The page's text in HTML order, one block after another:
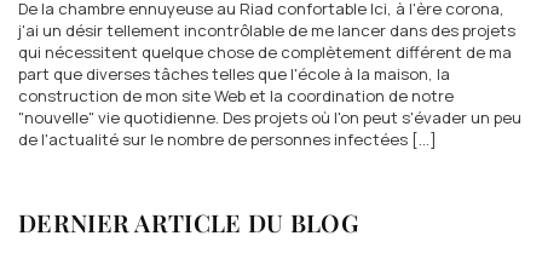
De la chambre ennuyeuse au Riad confortable Ici, à l'ère corona,
j'ai un désir tellement incontrôlable de me lancer dans des projets
qui nécessitent quelque chose de complètement différent de ma
part que diverses tâches telles que l'école à la maison, la
construction de mon site Web et la coordination de notre
"nouvelle" vie quotidienne. Des projets où l'on peut s'évader un peu
de l'actualité sur le nombre de personnes infectées [...]
DERNIER ARTICLE DU BLOG